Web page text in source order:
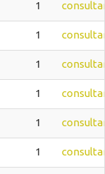
1
1
1
1
1
1